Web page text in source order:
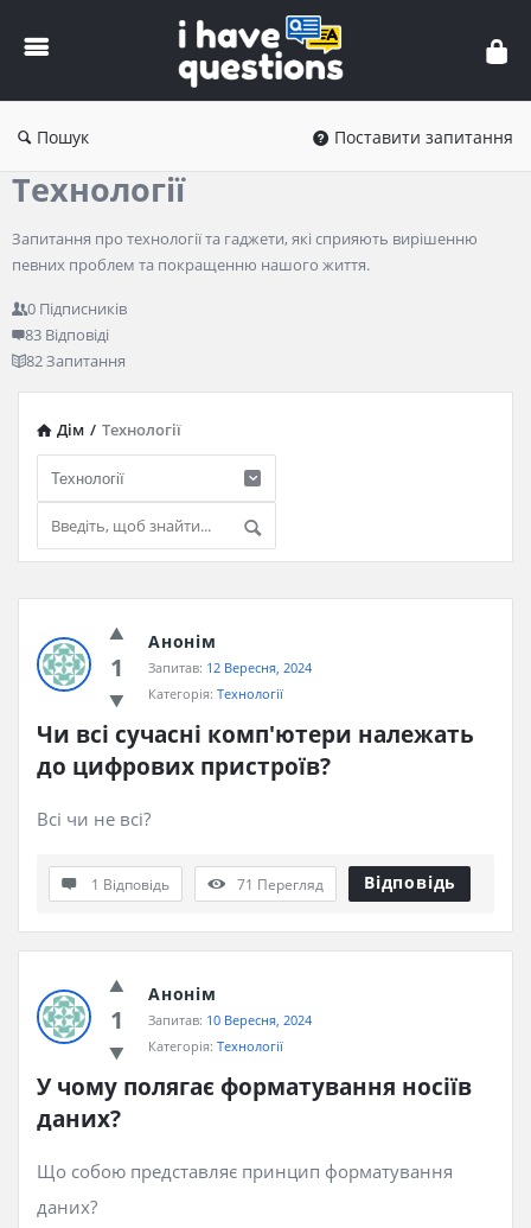
iHaveQuestions
Пошук Поставити запитання
Технології
Запитання про технології та гаджети, які сприяють вирішенню
певних проблем та покращенню нашого життя.
0 Підписників
83 Відповіді
82Запитання
Дім / Технології
Останні
Запитання
1
Анонім
Запитав: 12 Вересня, 2024
Категорія: Технології
Чи всі сучасні комп'ютери належать
до цифрових пристроїв?
Всі чи не всі?
1 Відповідь 71 Перегляд Відповідь
1
Анонім
Запитав: 10 Вересня, 2024
Категорія: Технології
У чому полягає форматування носіїв
даних?
Що собою представляє принцип форматування
даних?